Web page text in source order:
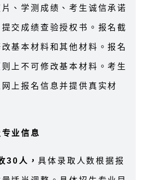
、学测成绩、考生诚信承诺
交成绩查验授权书。报名截
基本材料和其他材料。报名
上不可修改基本材料。考生
上报名信息并提供真实材
业信息
30人，具体录取人数根据报